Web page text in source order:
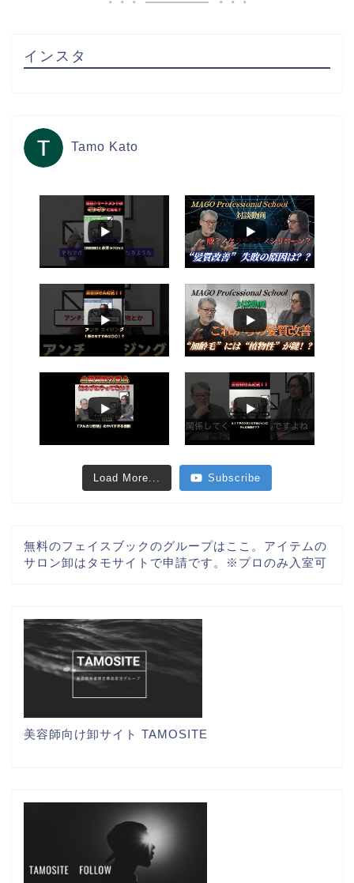
インスタ
Tamo Kato
Load More... Subscribe
無料のフェイスブックのグループはここ。アイテムの
サロン卸はタモサイトで申請です。※プロのみ入室可
美容師向け卸サイト TAMOSITE